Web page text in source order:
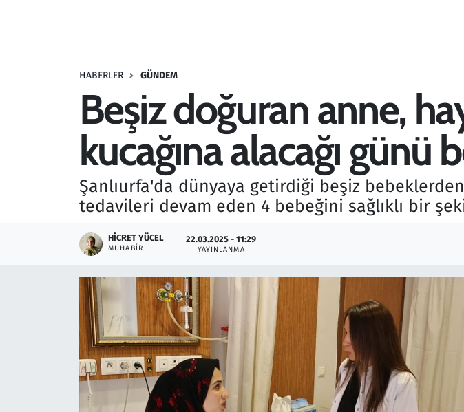
HABERLER GÜNDEM
Beşiz doğuran anne,
kucağına alacağı günü
Şanlıurfa'da dünyaya getirdiği beşiz
tedavileri devam eden 4 bebeğini sağlıklı bir
HICRET YÜCEL
MUHABIR
22.03.2025 - 11:29
YAYINLANMA
Savunma Sanayi
Teknoloji ve Bilim
Televizyon